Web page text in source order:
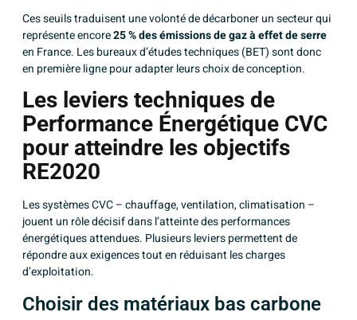
Ces seuils traduisent une volonté de décarboner un secteur qui
représente encore25 % des émissions de gaz à effet de serre
en France. Les bureaux d’études techniques (BET) sont donc
en première ligne pour adapter leurs choix de conception.
Les leviers techniques de
Performance Énergétique CVC
pour atteindre les objectifs
RE2020
Lessystèmes CVC – chauffage, ventilation, climatisation–
jouent un rôle décisif dans l’atteinte des performances
énergétiques attendues. Plusieurs leviers permettent de
répondre aux exigences tout en réduisant les charges
d’exploitation.
Choisir des matériaux bas carbone